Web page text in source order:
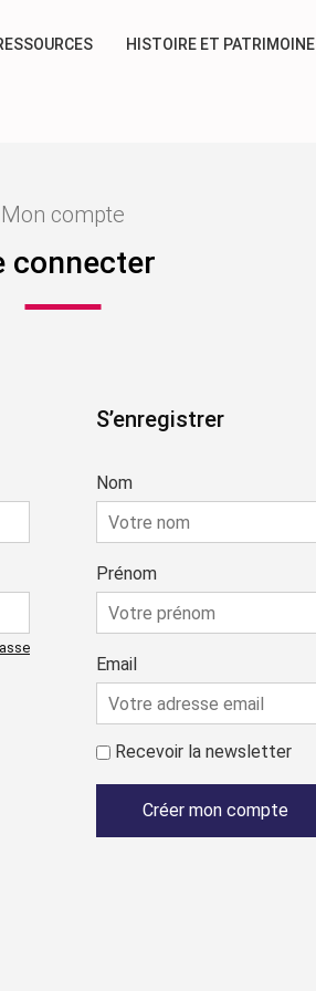
HISTOIRE ET PATRIMOINE
Mon compte
connecter
S’enregistrer
Nom
Prénom
Email
Recevoir la newsletter